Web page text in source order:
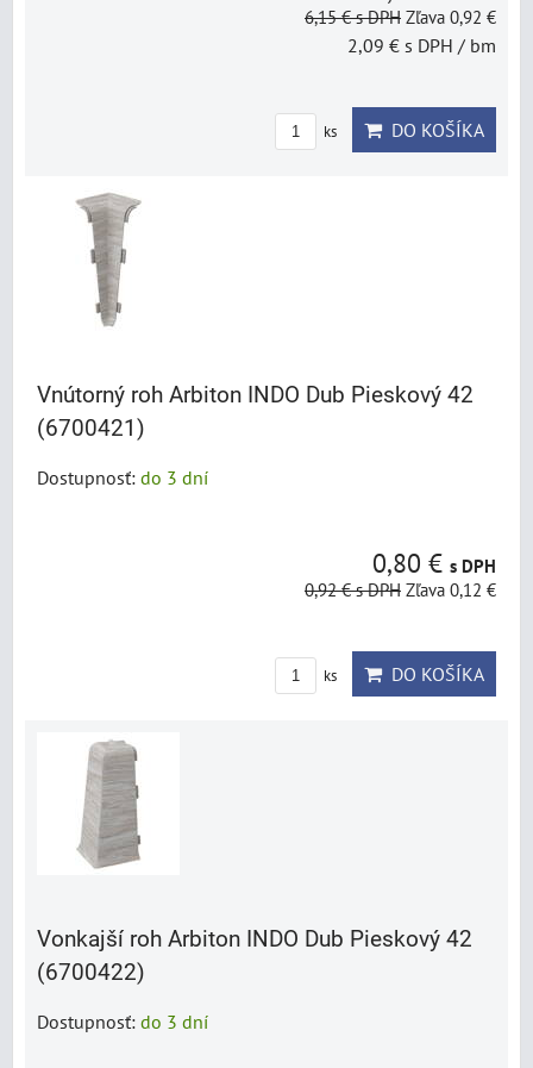
6,15 €s DPH Zľava 0,92 €
2,09 € s DPH / bm
ks DO KOŠÍKA
Vnútorný roh Arbiton INDO Dub Pieskový 42
(6700421)
Dostupnosť: do 3 dní
0,80 € s DPH
0,92 €s DPH Zľava 0,12 €
ks DO KOŠÍKA
Vonkajší roh Arbiton INDO Dub Pieskový 42
(6700422)
Dostupnosť: do 3 dní